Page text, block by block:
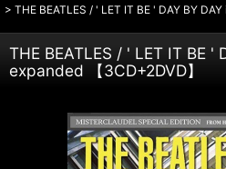
> THE BEATLES / ' LET IT BE ' DAY BY
THE BEATLES / ' LET IT BE '
expanded 【3CD+2DVD】